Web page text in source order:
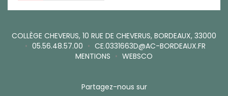
COLLÈGE CHEVERUS, 10 RUE DE CHEVERUS, BORDEAUX, 33000
• 05.56.48.57.00 • CE.0331663D@AC-BORDEAUX.FR
MENTIONS • WEBSCO
Partagez-nous sur